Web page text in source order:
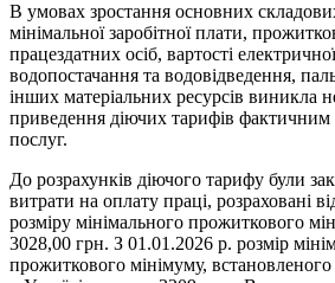
В умовах зростання основних
мінімальної заробітної плати,
працездатних осіб, вартості
водопостачання та водовідведення,
інших матеріальних ресурсів виникла
приведення діючих тарифів фактичним
послуг.
До розрахунків діючого тарифу були
витрати на оплату праці, розраховані
розміру мінімального прожиткового
3028,00 грн. З 01.01.2026 р. розмір
прожиткового мінімуму, встановленого